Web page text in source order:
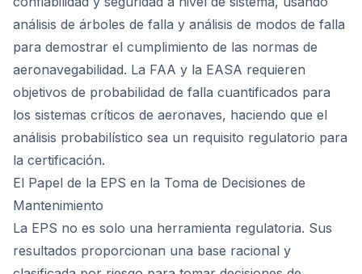
análisis de árboles de falla y análisis de modos de falla
para demostrar el cumplimiento de las normas de
aeronavegabilidad. La FAA y la EASA requieren
objetivos de probabilidad de falla cuantificados para
los sistemas críticos de aeronaves, haciendo que el
análisis probabilístico sea un requisito regulatorio para
la certificación.
El Papel de la EPS en la Toma de Decisiones de
Mantenimiento
La EPS no es solo una herramienta regulatoria. Sus
resultados proporcionan una base racional y